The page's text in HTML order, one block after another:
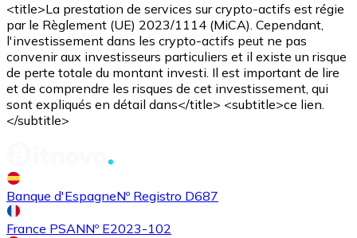
Acheter avec virement bancaire
Carte de crédit / débit
Utilisez les cartes Visa et Mastercard pour acheter
Acheter avec carte
Boutique - Cartes
<title>La prestation de services sur crypto-actifs est régie
par le Règlement (UE) 2023/1114 (MiCA). Cependant,
l'investissement dans les crypto-actifs peut ne pas
convenir aux investisseurs particuliers et il existe un risque
de perte totale du montant investi. Il est important de lire
et de comprendre les risques de cet investissement, qui
sont expliqués en détail dans</title> <subtitle>ce lien.
</subtitle>
Banque d'EspagneNº Registro D687
France PSANNº E2023-102